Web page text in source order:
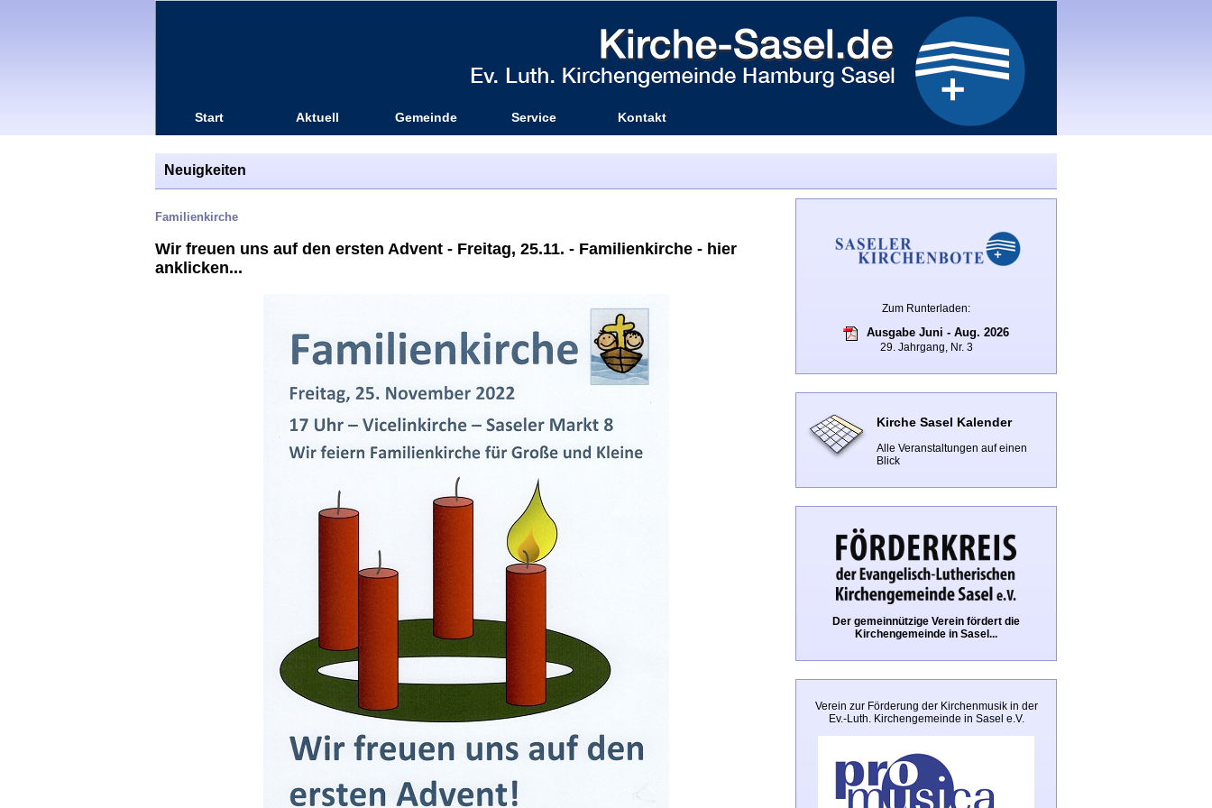
Start Aktuell Gemeinde Service Kontakt
Neuigkeiten
Zum Runterladen:
Ausgabe Juni - Aug. 2026
29. Jahrgang, Nr. 3
Kirche Sasel Kalender
Alle Veranstaltungen auf einen
Blick
Der gemeinnützige Verein fördert die
Kirchengemeinde in Sasel...
Verein zur Förderung der Kirchenmusik in der
Ev.-Luth. Kirchengemeinde in Sasel e.V.
Familienkirche
Wir freuen uns auf den ersten Advent - Freitag, 25.11. - Familienkirche - hier
anklicken...